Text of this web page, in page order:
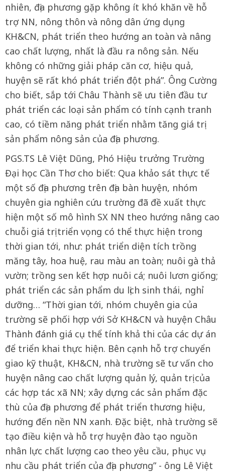
nhiên, địa phương gặp không ít khó khăn về hỗ
trợ NN, nông thôn và nông dân ứng dụng
KH&CN, phát triển theo hướng an toàn và nâng
cao chất lượng, nhất là đầu ra nông sản. Nếu
không có những giải pháp căn cơ, hiệu quả,
huyện sẽ rất khó phát triển đột phá”. Ông Cường
cho biết, sắp tới Châu Thành sẽ ưu tiên đầu tư
phát triển các loại sản phẩm có tính cạnh tranh
cao, có tiềm năng phát triển nhằm tăng giá trị
sản phẩm nông sản của địa phương.
PGS.TS Lê Việt Dũng, Phó Hiệu trưởng Trường
Đại học Cần Thơ cho biết: Qua khảo sát thực tế
một số địa phương trên địa bàn huyện, nhóm
chuyên gia nghiên cứu trường đã đề xuất thực
hiện một số mô hình SX NN theo hướng nâng cao
chuỗi giá trị triển vọng có thể thực hiện trong
thời gian tới, như: phát triển diện tích trồng
măng tây, hoa huệ, rau màu an toàn; nuôi gà thả
vườn; trồng sen kết hợp nuôi cá; nuôi lươn giống;
phát triển các sản phẩm du lịch sinh thái, nghỉ
dưỡng… “Thời gian tới, nhóm chuyên gia của
trường sẽ phối hợp với Sở KH&CN và huyện Châu
Thành đánh giá cụ thể tính khả thi của các dự án
để triển khai thực hiện. Bên cạnh hỗ trợ chuyển
giao kỹ thuật, KH&CN, nhà trường sẽ tư vấn cho
huyện nâng cao chất lượng quản lý, quản trị của
các hợp tác xã NN; xây dựng các sản phẩm đặc
thù của địa phương để phát triển thương hiệu,
hướng đến nền NN xanh. Đặc biệt, nhà trường sẽ
tạo điều kiện và hỗ trợ huyện đào tạo nguồn
nhân lực chất lượng cao theo yêu cầu, phục vụ
nhu cầu phát triển của địa phương” - ông Lê Việt